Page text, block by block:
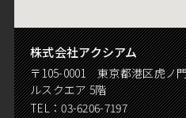
株式会社アクシアム
〒105-0001 東京都港区虎ノ
ルスクエア 5階
TEL：03-6206-7197